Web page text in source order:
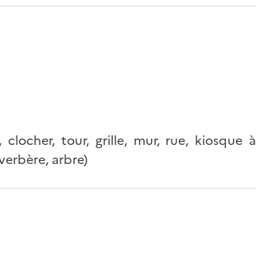
tour, grille, mur, rue, kiosque à
arbre)